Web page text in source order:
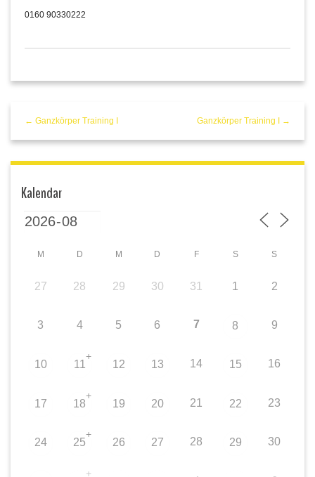
0160 90330222
← Ganzkörper Training I Ganzkörper Training I →
Kalendar
M D M D F S S
27 28 29 30 31 1 2
3 4 5 6 7 8 9
10 11
+
12 13 14 15 16
17 18
+
19 20 21 22 23
24 25
+
26 27 28 29 30
+